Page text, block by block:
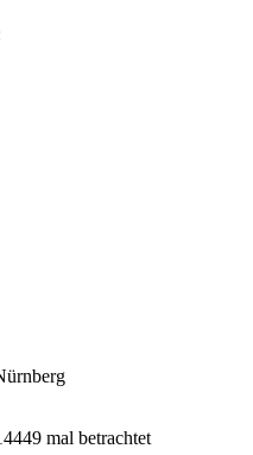
mal betrachtet